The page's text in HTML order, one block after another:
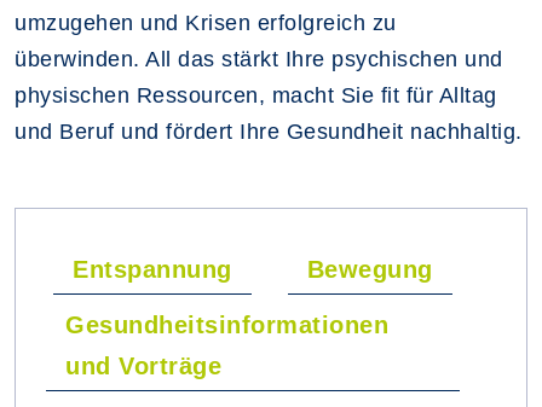
umzugehen und Krisen erfolgreich zu
überwinden. All das stärkt Ihre psychischen und
physischen Ressourcen, macht Sie fit für Alltag
und Beruf und fördert Ihre Gesundheit nachhaltig.
Entspannung Bewegung
Gesundheitsinformationen
und Vorträge